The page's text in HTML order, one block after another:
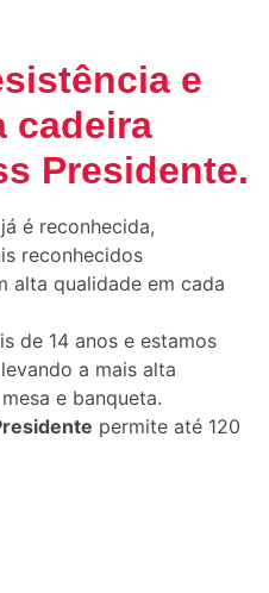
e
cadeira
Presidente.
já é reconhecida,
reconhecidos
alta qualidade em cada
de 14 anos e estamos
a mais alta
e banqueta.
permite até 120